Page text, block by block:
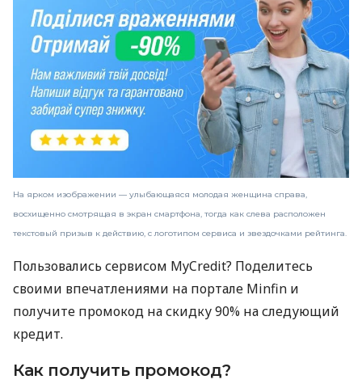
На ярком изображении — улыбающаяся молодая женщина справа,
восхищенно смотрящая в экран смартфона, тогда как слева расположен
текстовый призыв к действию, с логотипом сервиса и звездочками рейтинга.
Пользовались сервисом MyCredit? Поделитесь
своими впечатлениями на портале Minfin и
получите промокод на скидку 90% на следующий
кредит.
Как получить промокод?